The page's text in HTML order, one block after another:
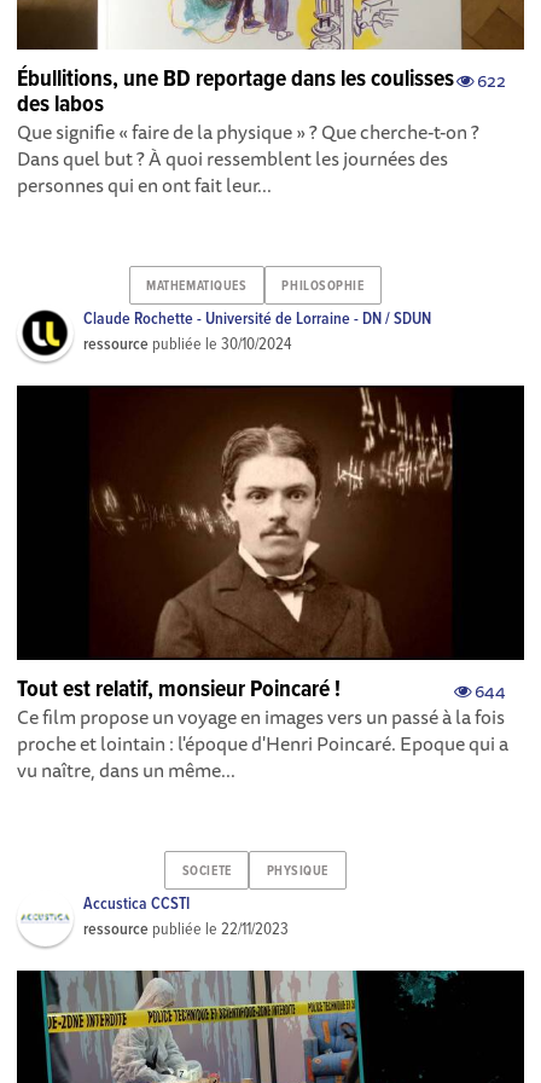
622
Ébullitions, une BD reportage dans les coulisses
des labos
Que signifie « faire de la physique » ? Que cherche-t-on ?
Dans quel but ? À quoi ressemblent les journées des
personnes qui en ont fait leur...
MATHEMATIQUES PHILOSOPHIE
Claude Rochette - Université de Lorraine - DN / SDUN
ressource publiée le30/10/2024
644
Tout est relatif, monsieur Poincaré !
Ce film propose un voyage en images vers un passé à la fois
proche et lointain : l'époque d'Henri Poincaré. Epoque qui a
vu naître, dans un même...
SOCIETE PHYSIQUE
Accustica CCSTI
ressource publiée le22/11/2023